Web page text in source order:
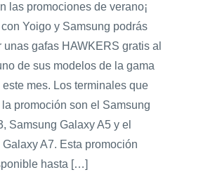
las promociones de verano¡
Yoigo y Samsung podrás
unas gafas HAWKERS gratis al
de sus modelos de la gama
este mes. Los terminales que
promoción son el Samsung
Samsung Galaxy A5 y el
A7. Esta promoción
hasta […]